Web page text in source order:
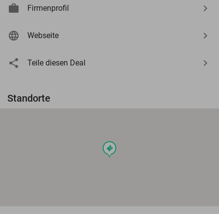
Firmenprofil
Webseite
Teile diesen Deal
Standorte
events